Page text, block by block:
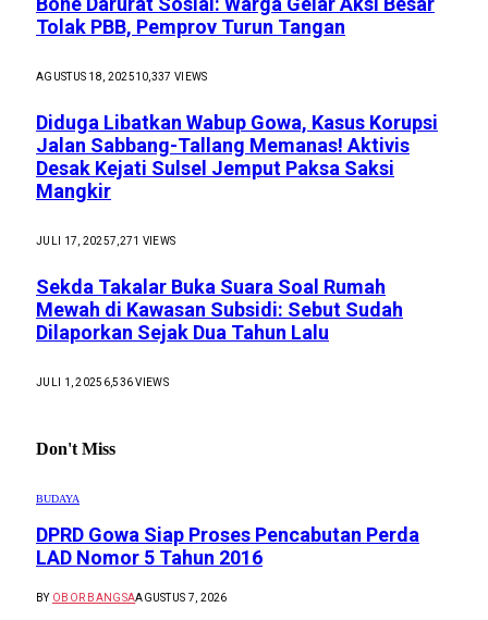
Tolak PBB, Pemprov Turun Tangan
AGUSTUS 18, 202510,337 VIEWS
Diduga Libatkan Wabup Gowa, Kasus Korupsi
Jalan Sabbang-Tallang Memanas! Aktivis
Desak Kejati Sulsel Jemput Paksa Saksi
Mangkir
JULI 17, 20257,271 VIEWS
Sekda Takalar Buka Suara Soal Rumah
Mewah di Kawasan Subsidi: Sebut Sudah
Dilaporkan Sejak Dua Tahun Lalu
JULI 1, 2025 6,536VIEWS
Don't Miss
BUDAYA
DPRD Gowa Siap Proses Pencabutan Perda
LAD Nomor 5 Tahun 2016
BY OBOR BANGSAAGUSTUS 7, 2026